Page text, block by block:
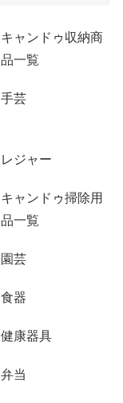
キャンドゥ収納商
品一覧
手芸
レジャー
キャンドゥ掃除用
品一覧
園芸
食器
健康器具
弁当